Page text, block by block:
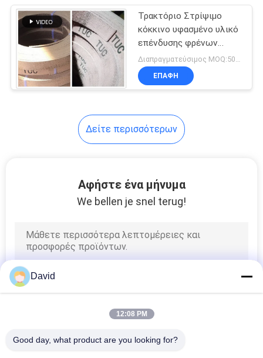
Ελεύθερη
επένδυση φρένων
αμιάντων
Υλικό φύλλο
Επένδυση ζωνών
φρένων
Τρακτόριο Στρίψιμο
κόκκινο υφασμένο υλικό
επένδυσης φρένων
Συσκευή επένδυσης
φρένων Φρένο
Διαπραγματεύσιμος MOQ:500 κλ
ΕΠΑΦΉ
Δείτε περισσότερων
Αφήστε ένα μήνυμα
We bellen je snel terug!
David
12:08 PM
Good day, what product are you looking for?